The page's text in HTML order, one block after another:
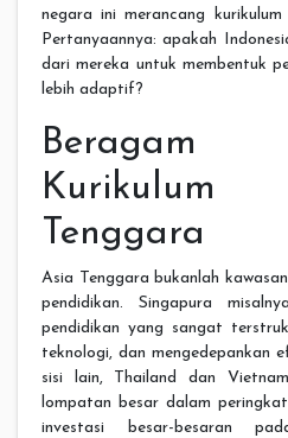
negara ini merancang
Pertanyaannya: apakah
dari mereka untuk membentuk
lebih adaptif?
Tenggara
Asia Tenggara bukanlah
pendidikan. Singapura
pendidikan yang sangat
teknologi, dan mengedepankan
sisi lain, Thailand dan
lompatan besar dalam
investasi besar-besaran